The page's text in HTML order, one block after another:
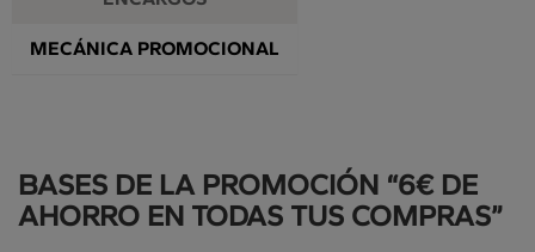
MECÁNICA PROMOCIONAL
BASES DE LA PROMOCIÓN “6€ DE
AHORRO EN TODAS TUS COMPRAS”